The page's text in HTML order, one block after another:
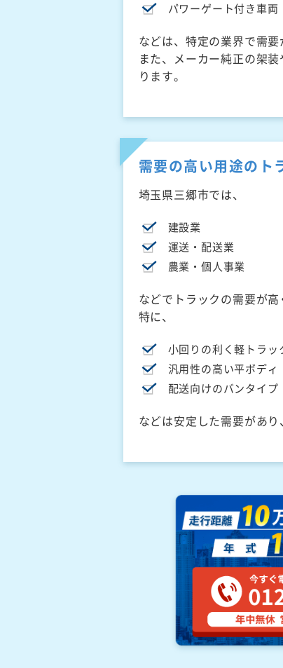
パワーゲート付き車両
などは、特定の業界で需
また、メーカー純正の架
ります。
需要の高い用途のト
埼玉県三郷市では、
建設業
運送・配送業
農業・個人事業
などでトラックの需要が
特に、
小回りの利く軽トラッ
汎用性の高い平ボディ
配送向けのバンタイプ
などは安定した需要があ